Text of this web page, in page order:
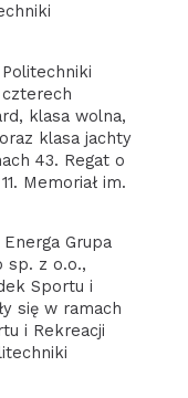
klasa wolna,
klasa jachty
43. Regat o
Memoriał im.
Grupa
sp. z o.o.,
Sportu i
się w ramach
i Rekreacji